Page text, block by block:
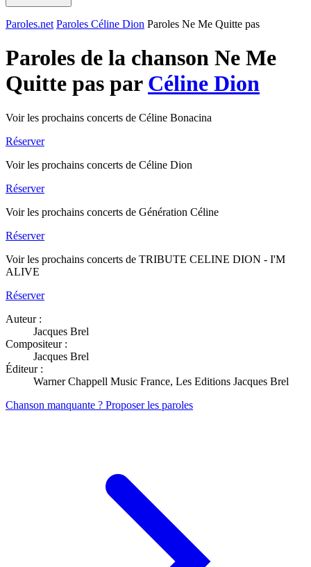
Paroles.net Paroles Céline Dion Paroles Ne Me Quitte pas
Paroles de la chanson Ne Me
Quitte pas par Céline Dion
Voir les prochains concerts de Céline Bonacina
Réserver
Voir les prochains concerts de Céline Dion
Réserver
Voir les prochains concerts de Génération Céline
Réserver
Voir les prochains concerts de TRIBUTE CELINE DION - I'M
ALIVE
Réserver
Auteur :
Jacques Brel
Compositeur :
Jacques Brel
Éditeur :
Warner Chappell Music France, Les Editions Jacques Brel
Chanson manquante ? Proposer les paroles